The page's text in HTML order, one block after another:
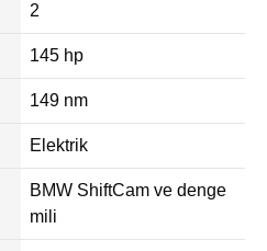
2
145 hp
149 nm
Elektrik
BMW ShiftCam ve denge
mili